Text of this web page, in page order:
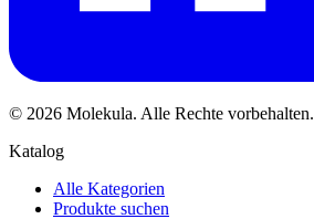
© 2026 Molekula. Alle Rechte vorbehalten.
Katalog
Alle Kategorien
Produkte suchen